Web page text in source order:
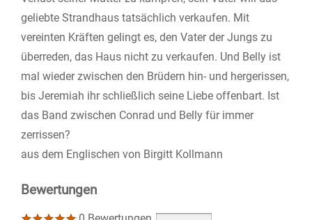
geliebte Strandhaus tatsächlich verkaufen. Mit
vereinten Kräften gelingt es, den Vater der Jungs zu
überreden, das Haus nicht zu verkaufen. Und Belly ist
mal wieder zwischen den Brüdern hin- und hergerissen,
bis Jeremiah ihr schließlich seine Liebe offenbart. Ist
das Band zwischen Conrad und Belly für immer
zerrissen?
aus dem Englischen von Birgitt Kollmann
Bewertungen